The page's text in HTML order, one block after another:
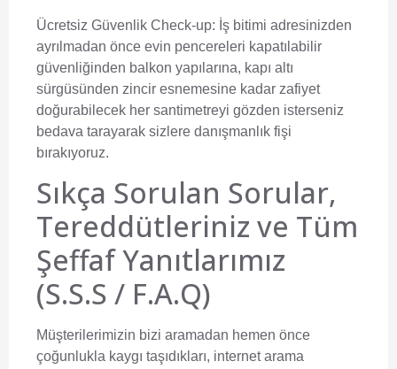
Ücretsiz Güvenlik Check-up: İş bitimi adresinizden
ayrılmadan önce evin pencereleri kapatılabilir
güvenliğinden balkon yapılarına, kapı altı
sürgüsünden zincir esnemesine kadar zafiyet
doğurabilecek her santimetreyi gözden isterseniz
bedava tarayarak sizlere danışmanlık fişi
bırakıyoruz.
Sıkça Sorulan Sorular,
Tereddütleriniz ve Tüm
Şeffaf Yanıtlarımız
(S.S.S / F.A.Q)
Müşterilerimizin bizi aramadan hemen önce
çoğunlukla kaygı taşıdıkları, internet arama